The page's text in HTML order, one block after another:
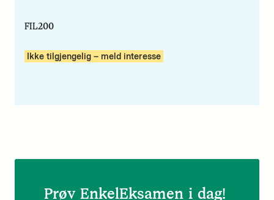
FIL200
Ikke tilgjengelig – meld interesse
Prøv EnkelEksamen i dag!